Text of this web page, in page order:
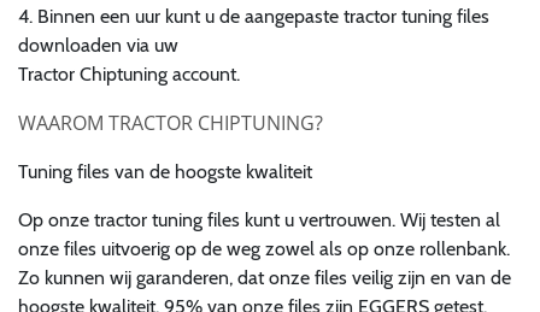
4. Binnen een uur kunt u de aangepaste tractor tuning files
downloaden via uw
Tractor Chiptuning account.
WAAROM TRACTOR CHIPTUNING?
Tuning files van de hoogste kwaliteit
Op onze tractor tuning files kunt u vertrouwen. Wij testen al
onze files uitvoerig op de weg zowel als op onze rollenbank.
Zo kunnen wij garanderen, dat onze files veilig zijn en van de
hoogste kwaliteit. 95% van onze files zijn EGGERS getest.